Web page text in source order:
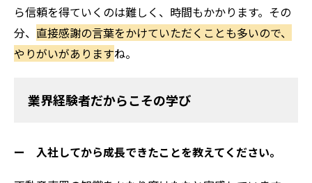
ら信頼を得ていくのは難しく、時間もかかります。その
分、 直接感謝の言葉をかけていただくことも多いので、
やりがいがありますね。
業界経験者だからこその学び
ー 入社してから成長できたことを教えてください。